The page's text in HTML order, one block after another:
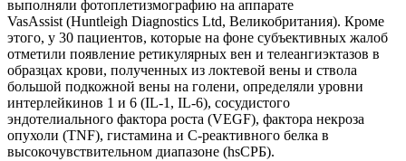
выполняли фотоплетизмографию на аппарате
VasAssist (Huntleigh Diagnostics Ltd, Великобритания). Кроме
этого, у 30 пациентов, которые на фоне субъективных жалоб
отметили появление ретикулярных вен и телеангиэктазов в
образцах крови, полученных из локтевой вены и ствола
большой подкожной вены на голени, определяли уровни
интерлейкинов 1 и 6 (IL-1, IL-6), сосудистого
эндотелиального фактора роста (VEGF), фактора некроза
опухоли (TNF), гистамина и С-реактивного белка в
высокочувствительном диапазоне (hsСРБ).